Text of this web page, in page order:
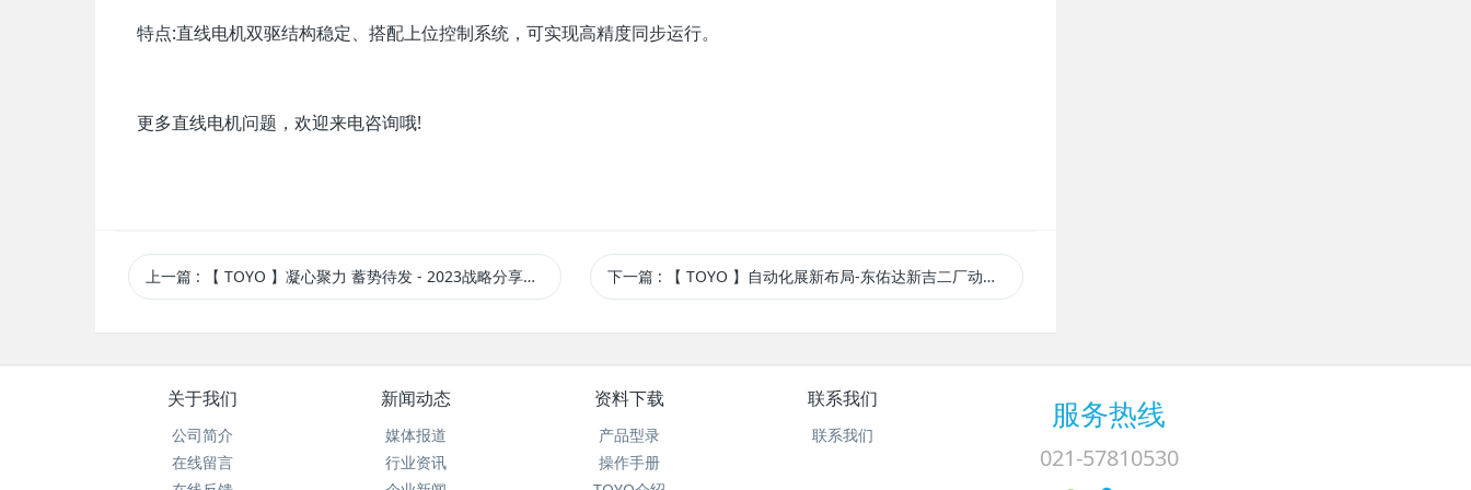
特点:直线电机双驱结构稳定、搭配上位控制系统，可实现高精度同步运行。
更多直线电机问题，欢迎来电咨询哦!
上一篇 : 【 TOYO 】凝心聚力 蓄势待发 - 2023战略分享会圆满举办！ 下一篇 : 【 TOYO 】自动化展新布局-东佑达新吉二厂动土典礼
关于我们
公司简介
在线留言
新闻动态
媒体报道
行业资讯
资料下载
产品型录
操作手册
联系我们
联系我们
服务热线
021-57810530